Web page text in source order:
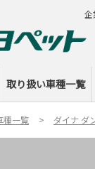
取り扱い車種一覧
企
種一覧 ダイナ ダ